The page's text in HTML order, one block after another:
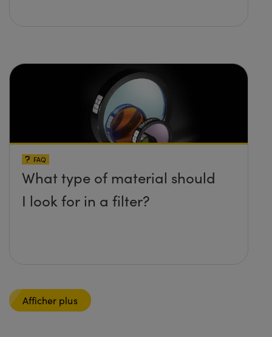
FAQ
What type of material should
I look for in a filter?
Afficher plus